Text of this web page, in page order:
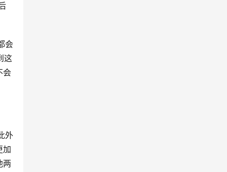
会
这
会
外
加
两